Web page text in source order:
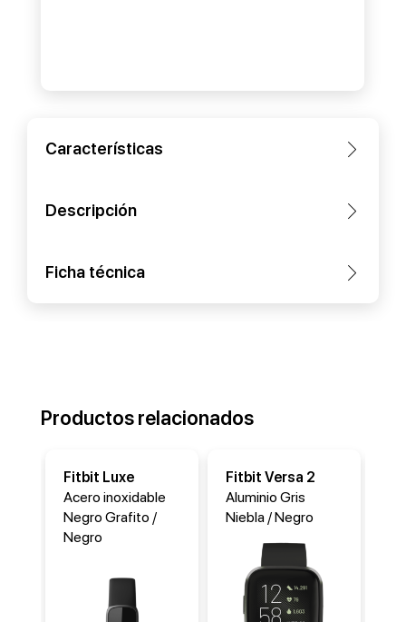
Características
Descripción
Ficha técnica
Productos relacionados
Fitbit Luxe
Acero inoxidable
Negro Grafito /
Negro
Fitbit Versa 2
Aluminio Gris
Niebla / Negro